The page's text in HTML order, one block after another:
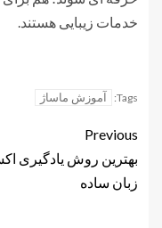
خدمات زیبایی هستند.
Tags: آموزش ماساژ
Previous
بهترین روش یادگیری
زبان ساده